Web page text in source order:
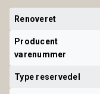
Renoveret
Producent
varenummer
Type reservedel